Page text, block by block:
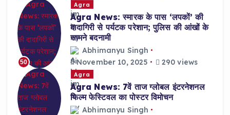
50
Agra
Agra News: स्मारक के पास ‘लपकों’ की
दादागिरी से पर्यटक परेशान; पुलिस की आंखों के
सामने बदनामी
Abhimanyu Singh
November 10, 2025
290 views
Agra
Agra News: 7वें ताज ग्लोबल इंटरनेशनल
फिल्म फेस्टिवल का पोस्टर विमोचन
Abhimanyu Singh